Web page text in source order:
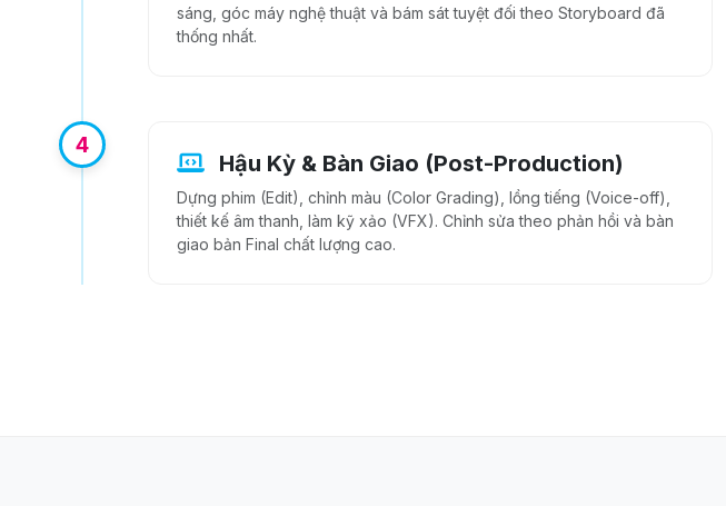
sáng, góc máy nghệ thuật và bám sát tuyệt đối theo Storyboard đã
thống nhất.
4
Hậu Kỳ & Bàn Giao (Post-Production)
Dựng phim (Edit), chỉnh màu (Color Grading), lồng tiếng (Voice-off),
thiết kế âm thanh, làm kỹ xảo (VFX). Chỉnh sửa theo phản hồi và bàn
giao bản Final chất lượng cao.